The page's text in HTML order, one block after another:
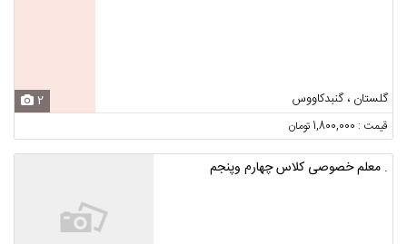
گلستان ، گنبدکاووس 2
قیمت : 1,800,000 تومان
. معلم خصوصی کلاس چهارم وپنجم